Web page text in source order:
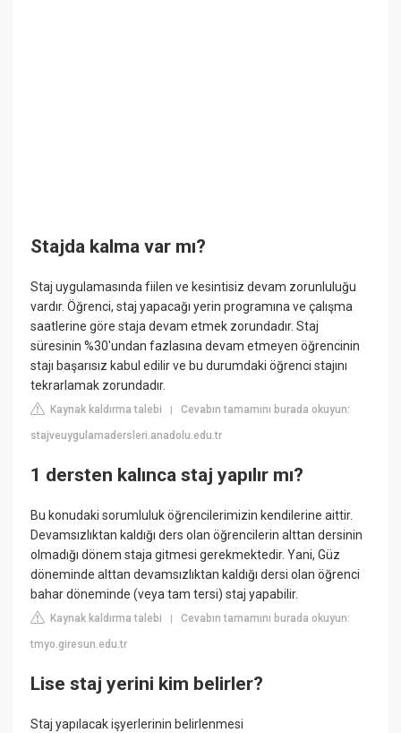
Stajda kalma var mı?
Staj uygulamasında fiilen ve kesintisiz devam zorunluluğu
vardır. Öğrenci, staj yapacağı yerin programına ve çalışma
saatlerine göre staja devam etmek zorundadır. Staj
süresinin %30'undan fazlasına devam etmeyen öğrencinin
stajı başarısız kabul edilir ve bu durumdaki öğrenci stajını
tekrarlamak zorundadır.
Kaynak kaldırma talebi |Cevabın tamamını burada okuyun:
stajveuygulamadersleri.anadolu.edu.tr
1 dersten kalınca staj yapılır mı?
Bu konudaki sorumluluk öğrencilerimizin kendilerine aittir.
Devamsızlıktan kaldığı ders olan öğrencilerin alttan dersinin
olmadığı dönem staja gitmesi gerekmektedir. Yani, Güz
döneminde alttan devamsızlıktan kaldığı dersi olan öğrenci
bahar döneminde (veya tam tersi) staj yapabilir.
Kaynak kaldırma talebi |Cevabın tamamını burada okuyun:
tmyo.giresun.edu.tr
Lise staj yerini kim belirler?
Staj yapılacak işyerlerinin belirlenmesi